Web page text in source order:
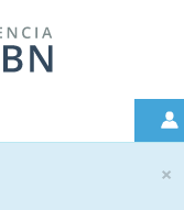
×